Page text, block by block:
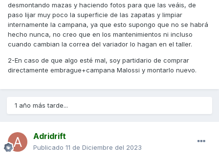
desmontando mazas y haciendo fotos para que las veáis, de
paso lijar muy poco la superficie de las zapatas y limpiar
internamente la campana, ya que esto supongo que no se habrá
hecho nunca, no creo que en los mantenimientos ni incluso
cuando cambian la correa del variador lo hagan en el taller.
2-En caso de que algo esté mal, soy partidario de comprar
directamente embrague+campana Malossi y montarlo nuevo.
1 año más tarde...
Adridrift
Publicado 11 de Diciembre del 2023